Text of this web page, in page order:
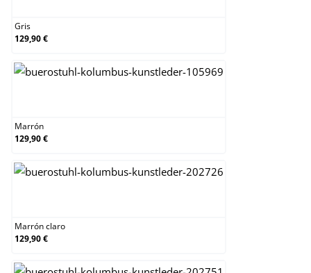
Gris
129,90 €
Marrón
129,90 €
Marrón claro
129,90 €